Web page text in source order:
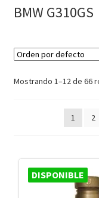
BMW G310GS
Mostrando 1–12 de 66
1 2
DISPONIBLE